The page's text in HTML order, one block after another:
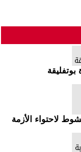
لاحتواء الأزمة